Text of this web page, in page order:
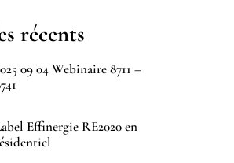
récents
09 04 Webinaire 8711 –
Effinergie RE2020 en